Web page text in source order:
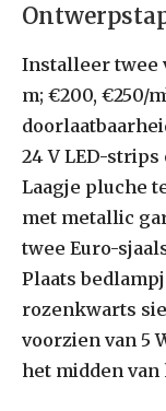
Installeer twee
m; €200, €250/
24 V LED-
Laagje pluche
met metallic
twee Euro-
Plaats
rozenkwarts
voorzien van 5
het midden van